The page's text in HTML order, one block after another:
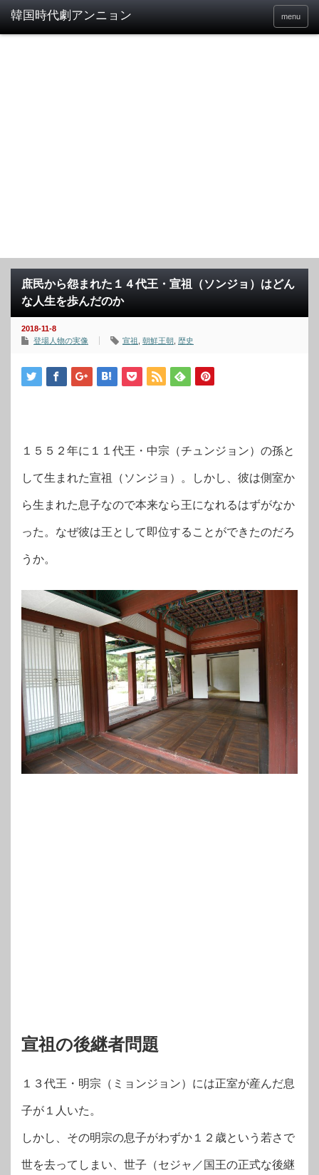
menu
庶民から怨まれた１４代王・宣祖（ソンジョ）はどん
な人生を歩んだのか
2018-11-8
登場人物の実像
宣祖 朝鮮王朝 歴史
１５５２年に１１代王・中宗（チュンジョン）の孫と
して生まれた宣祖（ソンジョ）。しかし、彼は側室か
ら生まれた息子なので本来なら王になれるはずがなか
った。なぜ彼は王として即位することができたのだろ
うか。
宣祖の後継者問題
１３代王・明宗（ミョンジョン）には正室が産んだ息
子が１人いた。
しかし、その明宗の息子がわずか１２歳という若さで
世を去ってしまい、世子（セジャ／国王の正式な後継